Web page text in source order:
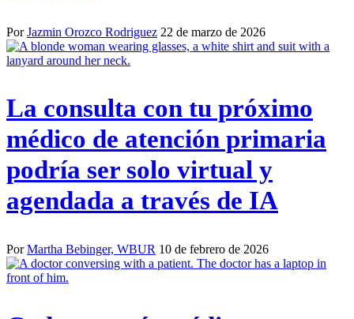
PorJazmin Orozco Rodriguez 22 de marzo de 2026
La consulta con tu próximo
médico de atención primaria
podría ser solo virtual y
agendada a través de IA
PorMartha Bebinger, WBUR 10 de febrero de 2026